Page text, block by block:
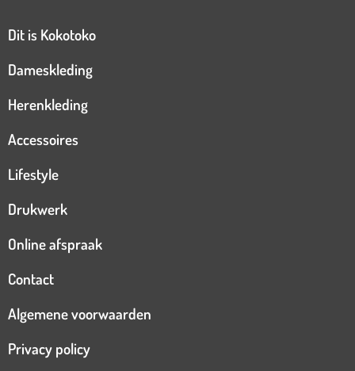
Dit is Kokotoko
Dameskleding
Herenkleding
Accessoires
Lifestyle
Drukwerk
Online afspraak
Contact
Algemene voorwaarden
Privacy policy